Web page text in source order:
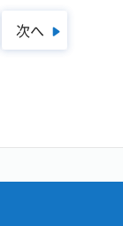
次へ